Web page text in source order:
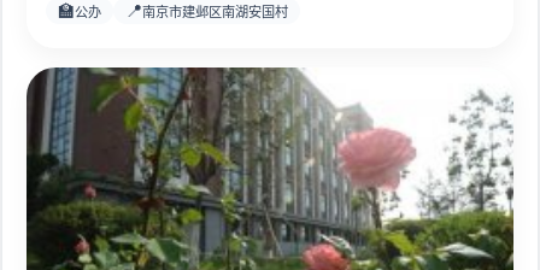
🏫公办 📍南京市建邺区南湖安国村